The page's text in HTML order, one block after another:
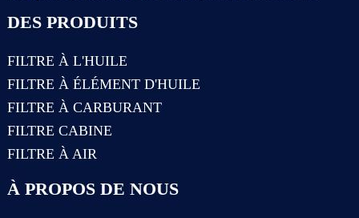
DES PRODUITS
FILTRE À L'HUILE
FILTRE À ÉLÉMENT D'HUILE
FILTRE À CARBURANT
FILTRE CABINE
FILTRE À AIR
À PROPOS DE NOUS